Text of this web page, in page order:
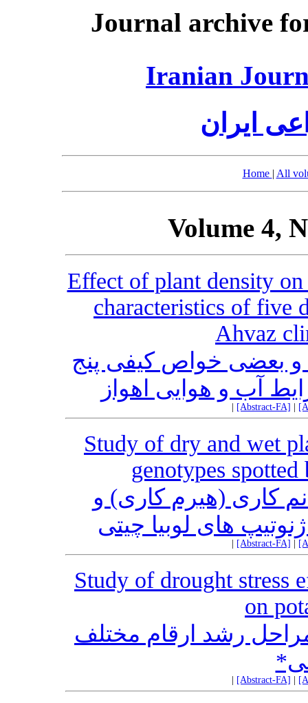
Journal archive
Iranian
ایران
Home | All
Volume 4,
Effect of plant density
characteristics of five
Ahvaz
و بعضی خواص کیفی پنج
آب و هوایی اهواز
[Abstract-FA]
Study of dry and wet
genotypes
کاری (هیرم کاری) و
های لوبیا چیتی
[Abstract-FA]
Study of drought stress
on
رشد ارقام مختلف
[Abstract-FA]